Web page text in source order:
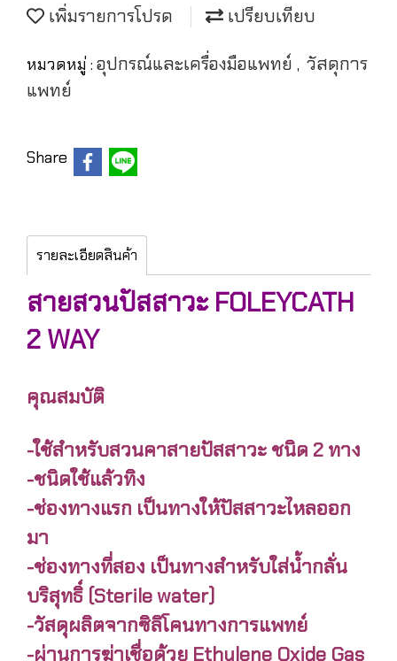
เพิ่มรายการโปรด เปรียบเทียบ
หมวดหมู่ : อุปกรณ์และเครื่องมือแพทย์ , วัสดุการ
แพทย์
Share
รายละเอียดสินค้า
สายสวนปัสสาวะ FOLEYCATH
2 WAY
คุณสมบัติ
-ใช้สำหรับสวนคาสายปัสสาวะ ชนิด 2 ทาง
-ชนิดใช้แล้วทิง
-ช่องทางแรก เป็นทางให้ปัสสาวะไหลออก
มา
-ช่องทางที่สอง เป็นทางสำหรับใส่น้ำกลั่น
บริสุทธิ์ (Sterile water)
-วัสดุผลิตจากซิลิโคนทางการแพทย์
-ผ่านการฆ่าเชื่อด้วย Ethylene Oxide Gas